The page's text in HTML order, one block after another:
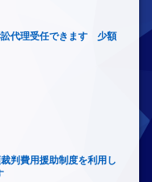
訟代理受任できます 少額
判費用援助制度を利用し